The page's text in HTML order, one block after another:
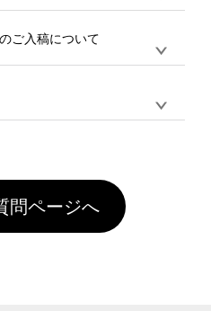
ント】購入金額の1％が1ポ
され、次回ご注文時に1ポイ
お使いいただけます。ポイン
日に付与され、次回ご注文時
す。ポイントの有効期限は一
ランク】過去10カ月のご注
ランク割引(最大5%)が適用
ンがされていなければ、ラン
れません。
】カラー生地（Tシャツのホ
ッグのナチュラル、ホワイト
トを定着させるための処理剤
短納期・低価格で商品をお届
いで落とすことが可能です。
客様ご自身にて着用前に落と
ようお願いいたします。※1
能でのご注文に関わらず、前
ご入稿について
データも該当デザインのみ画
に変換、またはAdobe
値引きで4,000円未満になる
りますので、ご注意くださ
問ページへ